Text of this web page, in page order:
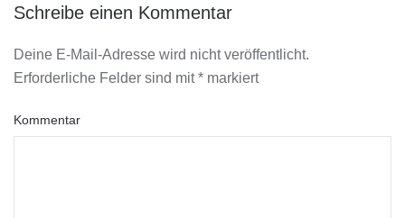
Schreibe einen Kommentar
Deine E-Mail-Adresse wird nicht veröffentlicht.
Erforderliche Felder sind mit* markiert
Kommentar